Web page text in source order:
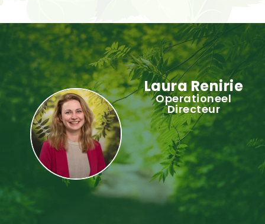
Laura Renirie
Operationeel
Directeur